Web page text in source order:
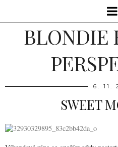
BLONDIE
6. 11.
SWEET